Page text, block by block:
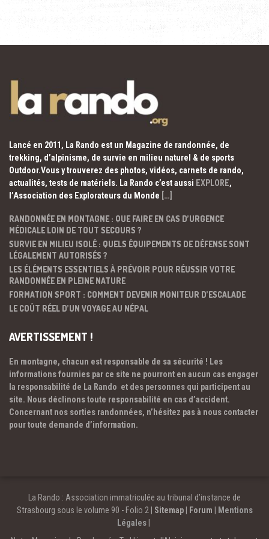
Lancé en 2011, La Rando est un Magazine de randonnée, de
trekking, d’alpinisme, de survie en milieu naturel & de sports
Outdoor.Vous y trouverez des photos, vidéos, carnets de rando,
actualités, tests de matériels. La Rando c’est aussi EXPLORE,
l’Association des Explorateurs du Monde […]
RANDONNÉE EN MONTAGNE : QUE FAIRE EN CAS D’URGENCE
MÉDICALE LOIN DE TOUT SECOURS ?
SURVIE EN MILIEU ISOLÉ : QUELS ÉQUIPEMENTS DE DÉFENSE SONT
LÉGALEMENT AUTORISÉS ?
LES ÉLÉMENTS ESSENTIELS À PRÉVOIR POUR RÉUSSIR VOTRE
RANDONNÉE EN PLEINE NATURE
FORMATION SPORT : COMMENT DEVENIR MONITEUR D’ESCALADE
LE COÛT RÉEL D’UN VOYAGE AU NÉPAL
AVERTISSEMENT !
En montagne, chacun est responsable de sa sécurité ! Les
informations fournies par ce site ne pourront en aucun cas engager
la responsabilité de La Rando et des personnes qui participent au
site. Nous déclinons toute responsabilité en cas d’accident.
Concernant nos sorties randonnées, n’hésitez pas à nous contacter
pour toute demande d’information.
La Rando : Association immatriculée au tribunal d’instance de
Strasbourg sous le volume 90 - Folio 2 | Sitemap| Forum
Mentions
Légales